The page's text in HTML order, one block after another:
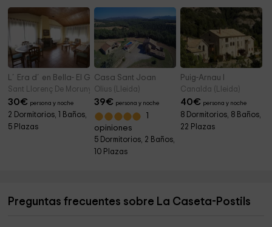
L´Era d´en Bella- El Graner
Sant Llorenç De Morunys (Lleida)
30€ persona y noche
2 Dormitorios, 1 Baños,
5 Plazas
Casa Sant Joan
Olius (Lleida)
39€ persona y noche
opiniones
5 Dormitorios, 2 Baños,
10 Plazas
Puig-Arnau I
Canalda (Lleida)
40€ persona y noche
8 Dormitorios, 8 Baños,
22 Plazas
Preguntas frecuentes sobre La Caseta-Postils